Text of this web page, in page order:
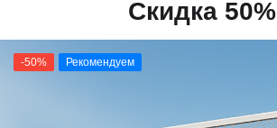
Скидка 50%
-50% Рекомендуем